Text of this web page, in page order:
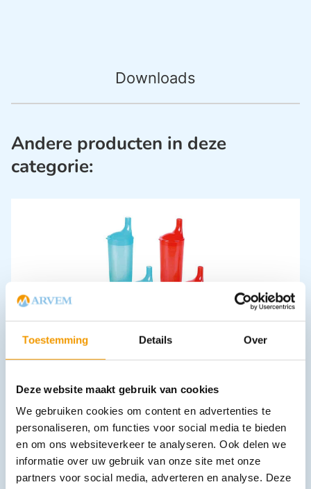
Toestemming Details Over
Deze website maakt gebruik van cookies
We gebruiken cookies om content en advertenties te
personaliseren, om functies voor social media te bieden
en om ons websiteverkeer te analyseren. Ook delen we
informatie over uw gebruik van onze site met onze
partners voor social media, adverteren en analyse. Deze
Downloads
Andere producten in deze
categorie:
6.68 excl. btw
Leverbaar